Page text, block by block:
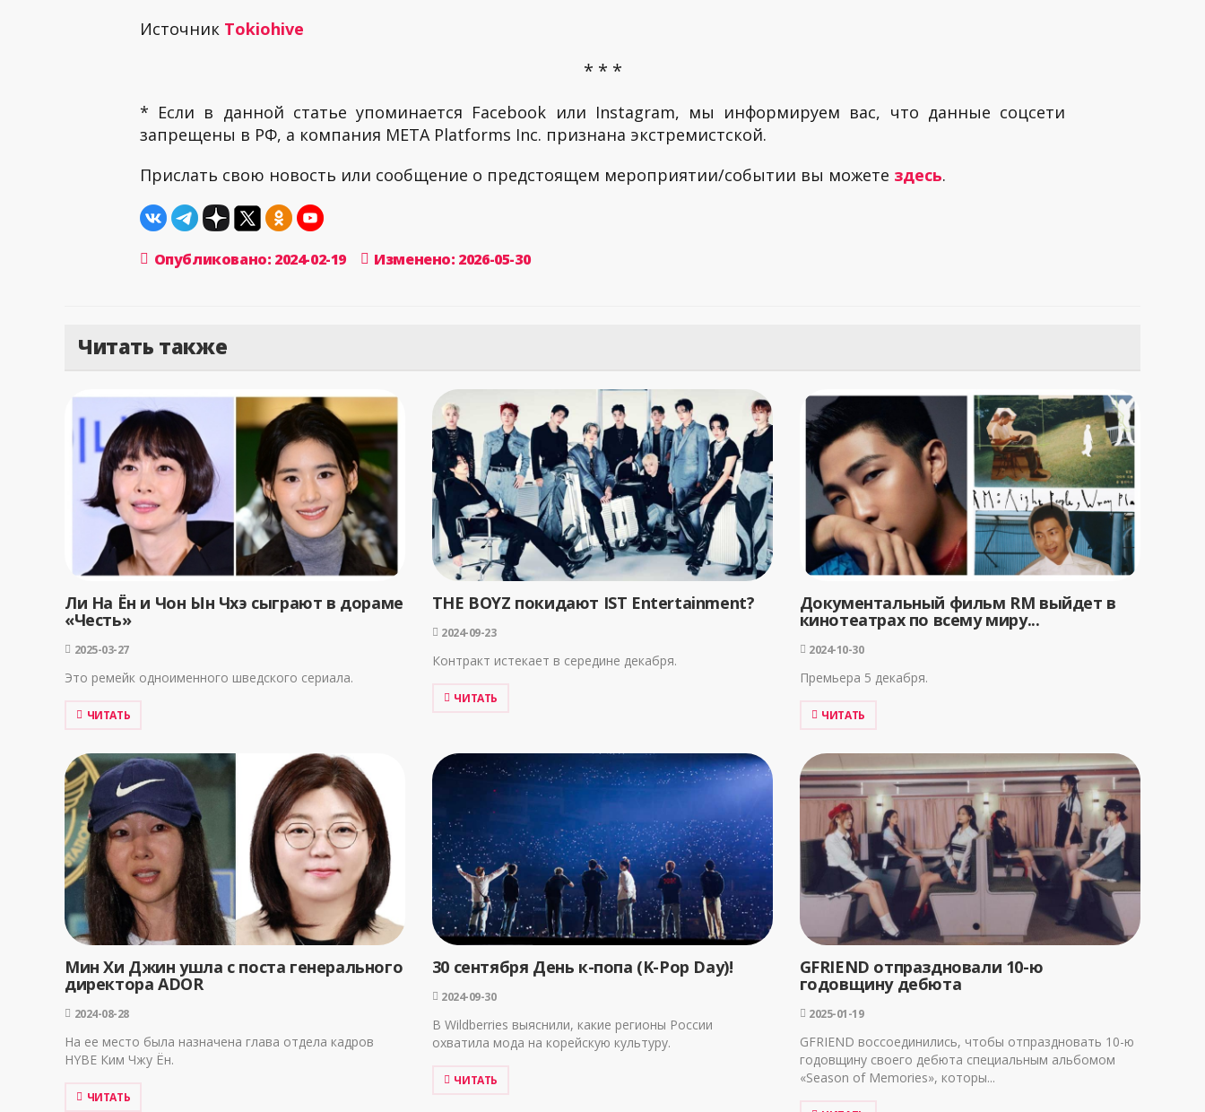
Источник Tokiohive
* * *
* Если в данной статье упоминается Facebook или Instagram, мы информируем вас, что данные соцсети
запрещены в РФ, а компания META Platforms Inc. признана экстремистской.
Прислать свою новость или сообщение о предстоящем мероприятии/событии вы можете здесь.
Опубликовано: 2024-02-19 Изменено: 2026-05-30
Читать также
Ли На Ён и Чон Ын Чхэ сыграют в дораме
«Честь»
2025-03-27
Это ремейк одноименного шведского сериала.
ЧИТАТЬ
THE BOYZ покидают IST Entertainment?
2024-09-23
Контракт истекает в середине декабря.
ЧИТАТЬ
Документальный фильм RM выйдет в
кинотеатрах по всему миру...
2024-10-30
Премьера 5 декабря.
ЧИТАТЬ
Мин Хи Джин ушла с поста генерального
директора ADOR
2024-08-28
На ее место была назначена глава отдела кадров
HYBE Ким Чжу Ён.
ЧИТАТЬ
30 сентября День к-попа (K-Pop Day)!
2024-09-30
В Wildberries выяснили, какие регионы России
охватила мода на корейскую культуру.
ЧИТАТЬ
GFRIEND отпраздновали 10-ю
годовщину дебюта
2025-01-19
GFRIEND воссоединились, чтобы отпраздновать 10-ю
годовщину своего дебюта специальным альбомом
«Season of Memories», которы...